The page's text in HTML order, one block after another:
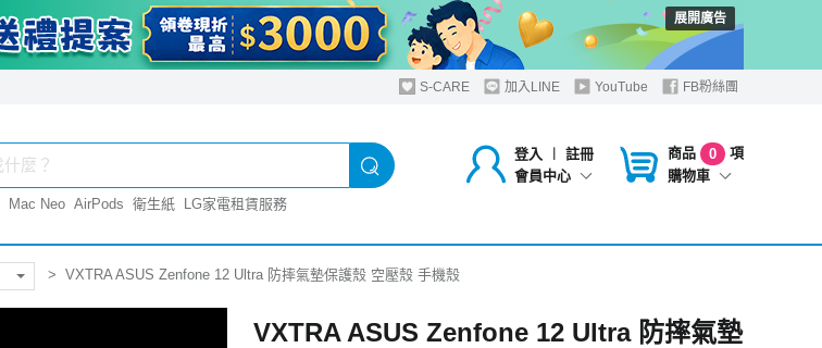
展開廣告
S-CARE 加入LINE YouTube FB粉絲團
登入 ︱
註冊
會員中心
商品 0
項
購物車
Mac Neo AirPods 衛生紙 LG家電租賃服務
VXTRA ASUS Zenfone 12 Ultra 防摔氣墊保護殼 空壓殼 手機殼
VXTRA ASUS Zenfone 12 Ultra 防摔氣墊